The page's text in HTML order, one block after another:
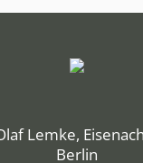
Lemke,
Berlin